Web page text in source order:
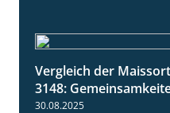
Vergleich der
3148:
30.08.2025